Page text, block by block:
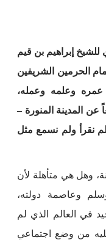
إبراهيم بن قيم
الحرمين الشريفين
عمره وعلمه وعمله،
المدينة المنورة –
نقرأ ولم نسمع مثل
وهل هي متأهلة لأن
وعاصمة دولته،
في العالم الذي لم
من وضع اجتماعي